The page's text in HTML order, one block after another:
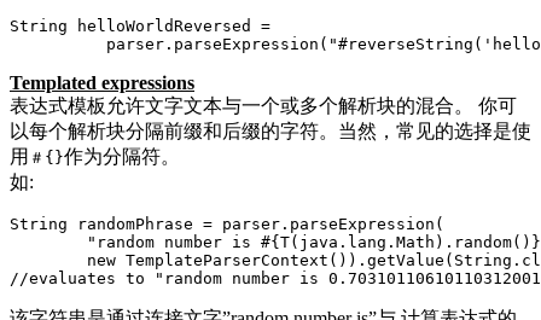
String helloWorldReversed =
Templated expressions
表达式模板允许文字文本与一个或多个解析块的混合。 你可
以每个解析块分隔前缀和后缀的字符。当然，常见的选择是使
用 ＃{}作为分隔符。
如:
String randomPhrase = parser.parseExpression(
"random number is
new
//evaluates to "random number is